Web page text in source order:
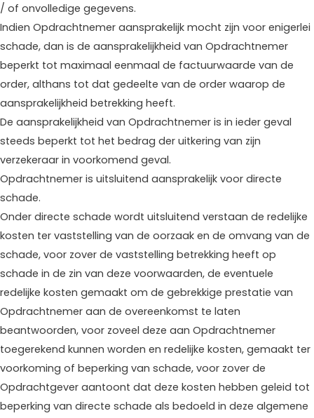
/ of onvolledige gegevens.
Indien Opdrachtnemer aansprakelijk mocht zijn voor enigerlei
schade, dan is de aansprakelijkheid van Opdrachtnemer
beperkt tot maximaal eenmaal de factuurwaarde van de
order, althans tot dat gedeelte van de order waarop de
aansprakelijkheid betrekking heeft.
De aansprakelijkheid van Opdrachtnemer is in ieder geval
steeds beperkt tot het bedrag der uitkering van zijn
verzekeraar in voorkomend geval.
Opdrachtnemer is uitsluitend aansprakelijk voor directe
schade.
Onder directe schade wordt uitsluitend verstaan de redelijke
kosten ter vaststelling van de oorzaak en de omvang van de
schade, voor zover de vaststelling betrekking heeft op
schade in de zin van deze voorwaarden, de eventuele
redelijke kosten gemaakt om de gebrekkige prestatie van
Opdrachtnemer aan de overeenkomst te laten
beantwoorden, voor zoveel deze aan Opdrachtnemer
toegerekend kunnen worden en redelijke kosten, gemaakt ter
voorkoming of beperking van schade, voor zover de
Opdrachtgever aantoont dat deze kosten hebben geleid tot
beperking van directe schade als bedoeld in deze algemene